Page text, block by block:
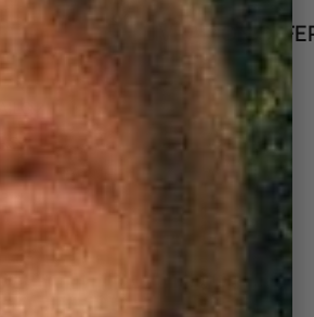
LIVRAISON OFFERTE DÈS
LOVERS